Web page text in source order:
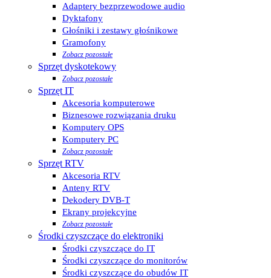
Adaptery bezprzewodowe audio
Dyktafony
Głośniki i zestawy głośnikowe
Gramofony
Zobacz pozostałe
Sprzęt dyskotekowy
Zobacz pozostałe
Sprzęt IT
Akcesoria komputerowe
Biznesowe rozwiązania druku
Komputery OPS
Komputery PC
Zobacz pozostałe
Sprzęt RTV
Akcesoria RTV
Anteny RTV
Dekodery DVB-T
Ekrany projekcyjne
Zobacz pozostałe
Środki czyszczące do elektroniki
Środki czyszczące do IT
Środki czyszczące do monitorów
Środki czyszczące do obudów IT